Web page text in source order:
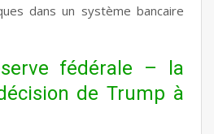
dans un système bancaire
fédérale – la
de Trump à